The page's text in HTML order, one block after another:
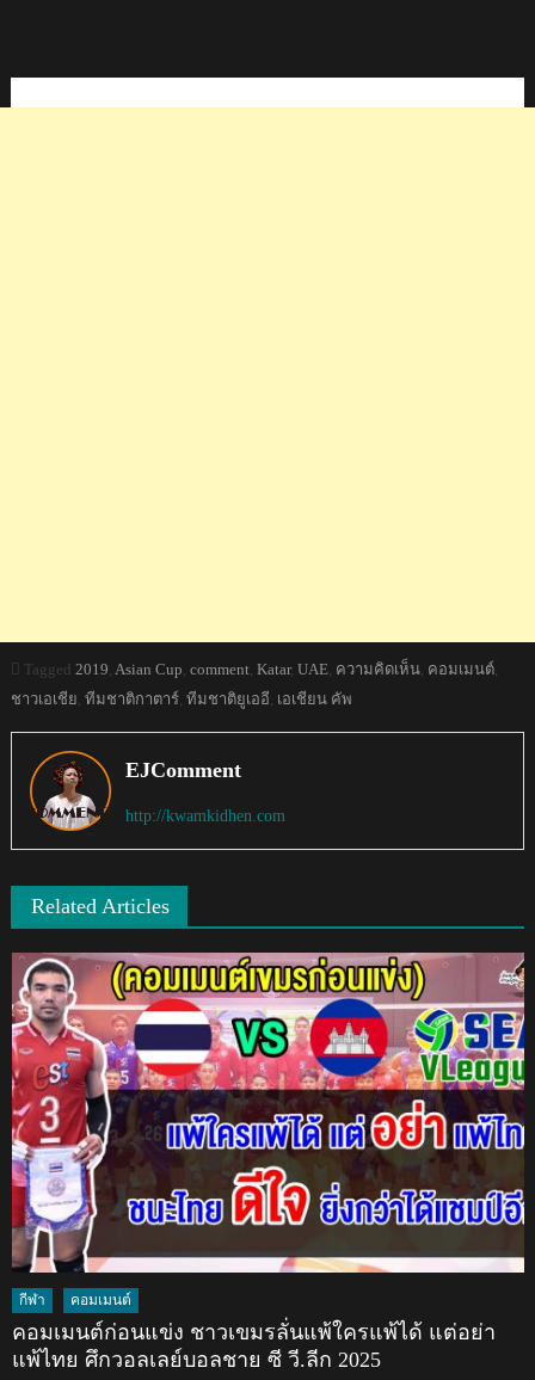
Tagged 2019 Asian Cup comment Katar, UAE, ความคิดเห็น, คอมเมนต์,
ชาวเอเชีย ทีมชาติกาตาร์, ทีมชาติยูเออี เอเชียน คัพ
EJComment
http://kwamkidhen.com
Related Articles
กีฬา คอมเมนต์
คอมเมนต์ก่อนแข่ง ชาวเขมรลั่นแพ้ใครแพ้ได้ แต่อย่า
แพ้ไทย ศึกวอลเลย์บอลชาย ซี วี.ลีก 2025